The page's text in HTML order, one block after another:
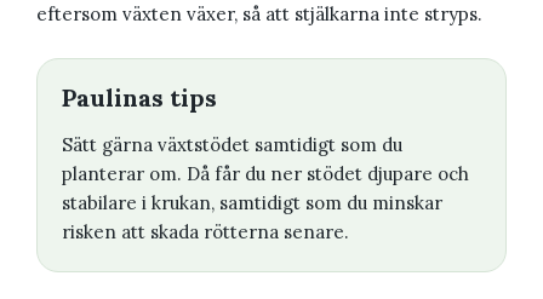
eftersom växten växer, så att stjälkarna inte stryps.
Paulinas tips
Sätt gärna växtstödet samtidigt som du
planterar om. Då får du ner stödet djupare och
stabilare i krukan, samtidigt som du minskar
risken att skada rötterna senare.